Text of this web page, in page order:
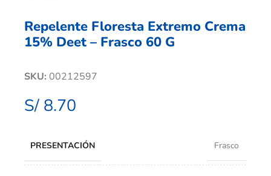
Repelente Floresta Extremo Crema
15% Deet – Frasco 60 G
SKU: 00212597
S/ 8.70
PRESENTACIÓN Frasco